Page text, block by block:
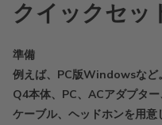
クイックセッ
準備
例えば、PC版Windowsなど。
Q4本体、PC、ACアダプタ
ケーブル、ヘッドホンを用意